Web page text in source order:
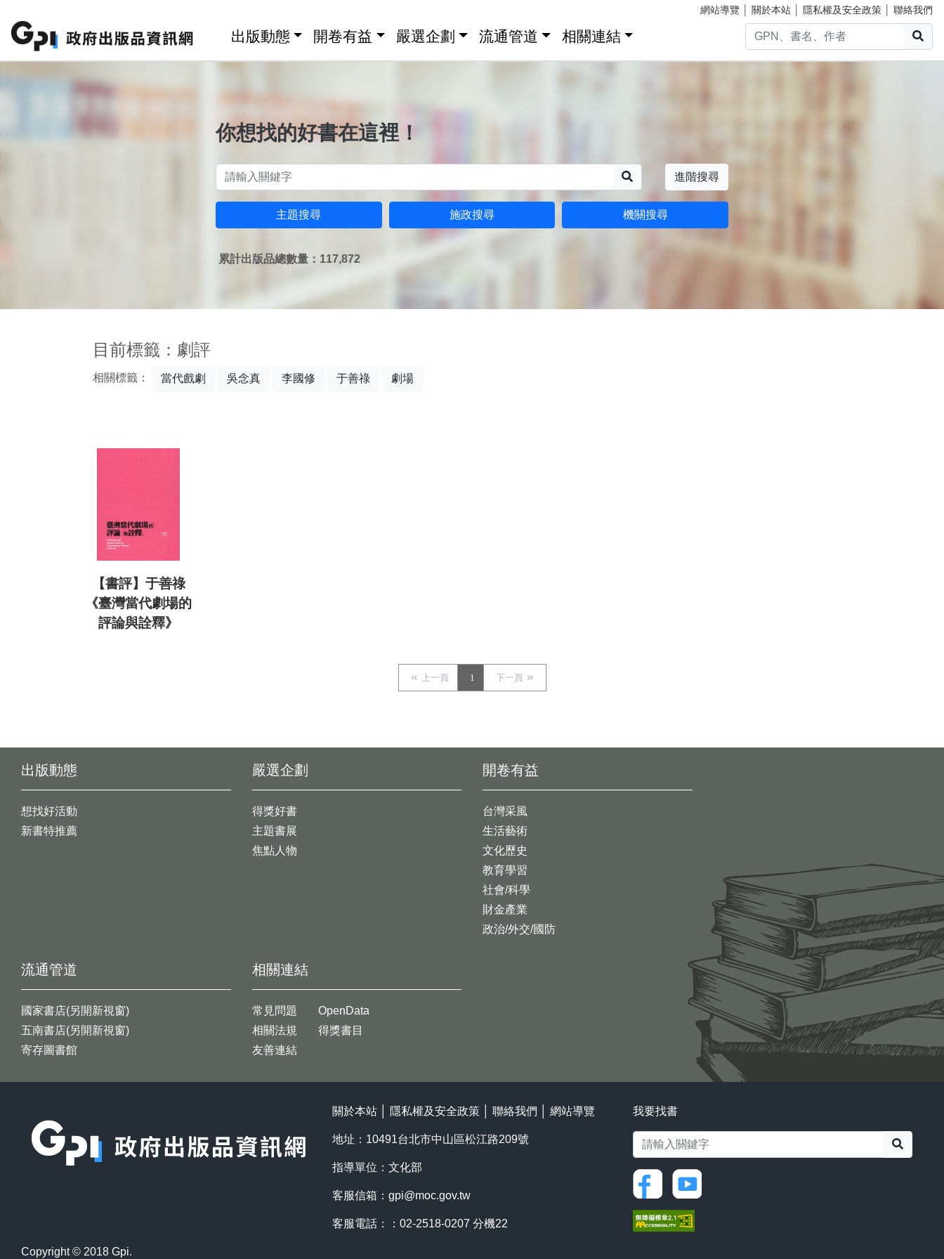
網站導覽 關於本站 隱私權及安全政策 聯絡我們
出版動態 開卷有益 嚴選企劃 流通管道 相關連結
你想找的好書在這裡！
進階搜尋
主題搜尋 施政搜尋 機關搜尋
累計出版品總數量：117,872
目前標籤：劇評
相關標籤： 當代戲劇 吳念真 李國修 于善祿 劇場
【書評】于善祿
《臺灣當代劇場的
評論與詮釋》
上一頁 1 下一頁
出版動態
想找好活動
新書特推薦
開卷有益
台灣采風
生活藝術
文化歷史
教育學習
社會/科學
財金產業
政治/外交/國防
嚴選企劃
得獎好書
主題書展
焦點人物
流通管道
國家書店(另開新視窗)
五南書店(另開新視窗)
寄存圖書館
相關連結
常見問題
相關法規
友善連結
OpenData
得獎書目
關於本站 隱私權及安全政策 聯絡我們 網站導覽
地址：10491台北市中山區松江路209號
指導單位：文化部
客服信箱： gpi@moc.gov.tw
客服電話：：02-2518-0207 分機22
我要找書
Copyright © 2018 Gpi.